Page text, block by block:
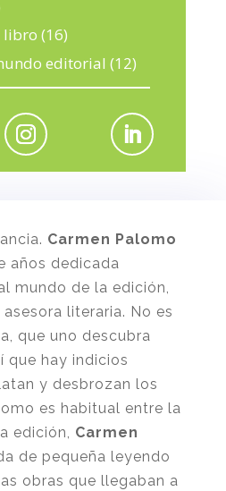
libro (16)
editorial (12)
Carmen Palomo
años dedicada
mundo de la edición,
literaria. No es
que uno descubra
que hay indicios
y desbrozan los
es habitual entre la
edición, Carmen
de pequeña leyendo
obras que llegaban a